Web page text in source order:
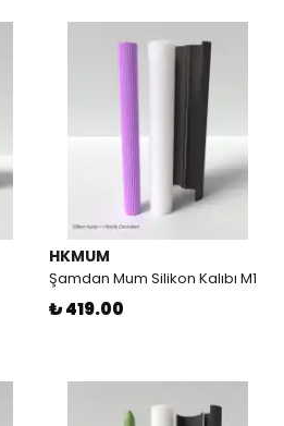
HKMUM
Şamdan Mum Silikon Kalıbı M1
₺ 419.00